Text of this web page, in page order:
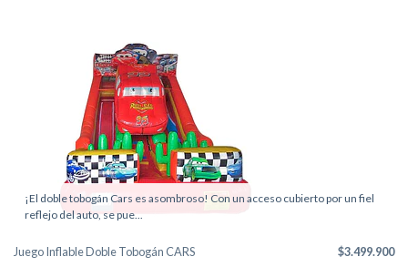
¡El doble tobogán Cars es asombroso! Con un acceso cubierto por un fiel
reflejo del auto, se pue...
Juego Inflable Doble Tobogán CARS $3.499.900